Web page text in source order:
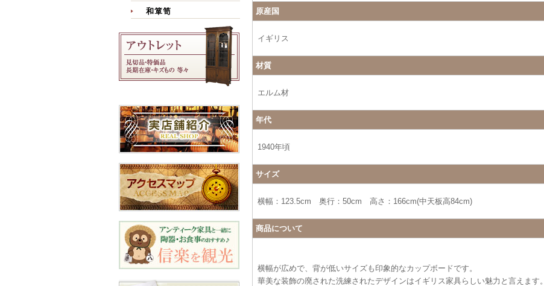
和箪笥
原産国
イギリス
材質
エルム材
年代
1940年頃
サイズ
横幅：123.5cm 奥行：50cm 高さ：166cm(中天板高84cm)
商品について
横幅が広めで、背が低いサイズも印象的なカップボードです。
華美な装飾の廃された洗練されたデザインはイギリス家具らしい魅力と言えます。